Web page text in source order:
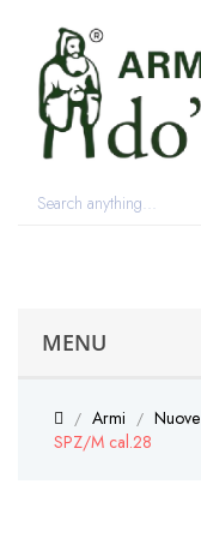
MENU
Armi Nuove
SPZ/M cal.28